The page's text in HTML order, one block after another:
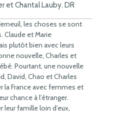
et Chantal Lauby. DR
les choses se sont
Claude et Marie
plutôt bien avec leurs
nouvelle, Charles et
Pourtant, une nouvelle
David, Chao et Charles
la France avec femmes et
chance à l’étranger.
leur famille loin d’eux,